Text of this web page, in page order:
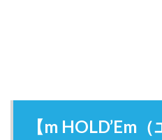
【m HOLD’Em